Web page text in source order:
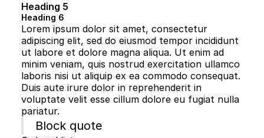
Heading 5
Heading 6
Lorem ipsum dolor sit amet, consectetur
adipiscing elit, sed do eiusmod tempor incididunt
ut labore et dolore magna aliqua. Ut enim ad
minim veniam, quis nostrud exercitation ullamco
laboris nisi ut aliquip ex ea commodo consequat.
Duis aute irure dolor in reprehenderit in
voluptate velit esse cillum dolore eu fugiat nulla
pariatur.
Block quote